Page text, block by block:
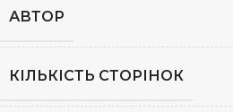
АВТОР
КІЛЬКІСТЬ СТОРІНОК